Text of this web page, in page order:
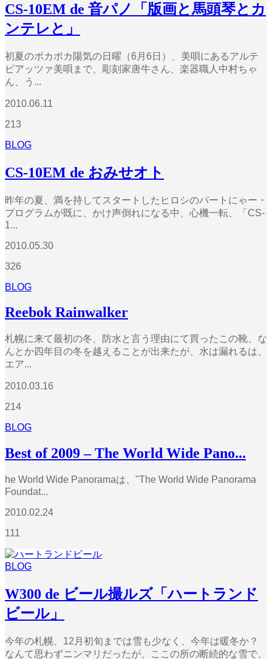
CS-10EM de 音パノ「版画と馬頭琴とカ
ンテレと」
初夏のポカポカ陽気の日曜（6月6日）、美唄にあるアルテ
ピアッツァ美唄まで、彫刻家唐牛さん、楽器職人中村ちゃ
ん、う...
2010.06.11
213
BLOG
CS-10EM de おみせオト
昨年の夏、満を持してスタートしたヒロシのパートにゃー・
プログラムが既に、かけ声倒れになる中、心機一転、「CS-
1...
2010.05.30
326
BLOG
Reebok Rainwalker
札幌に来て最初の冬、防水と言う理由にて買ったこの靴、な
んとか四年目の冬を越えることが出来たが、水は漏れるは、
エア...
2010.03.16
214
BLOG
Best of 2009 – The World Wide Pano...
he World Wide Panoramaは、"The World Wide Panorama
Foundat...
2010.02.24
111
BLOG
W300 de ビール撮ルズ「ハートランド
ビール」
今年の札幌、12月初旬までは雪も少なく、今年は暖冬か？
なんて思わずニンマリだったが、ここの所の断続的な雪で、